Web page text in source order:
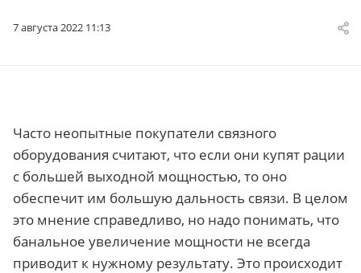
7 августа 2022 11:13
Часто неопытные покупатели связного
оборудования считают, что если они купят рации
с большей выходной мощностью, то оно
обеспечит им большую дальность связи. В целом
это мнение справедливо, но надо понимать, что
банальное увеличение мощности не всегда
приводит к нужному результату. Это происходит